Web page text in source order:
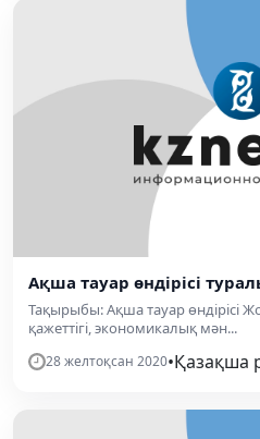
Ақша тауар өндірісі
Тақырыбы: Ақша тауар өндірісі
қажеттігі, экономикалық мән...
28 желтоқсан 2020•Қазақша